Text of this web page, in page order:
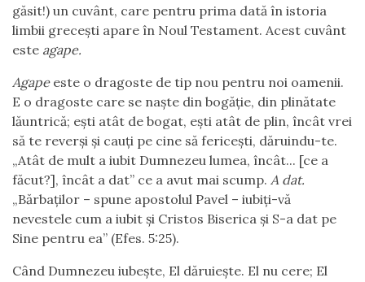
găsit!) un cuvânt, care pentru prima dată în istoria
limbii grecești apare în Noul Testament. Acest cuvânt
este agape.
Agapeeste o dragoste de tip nou pentru noi oamenii.
E o dragoste care se naște din bogăție, din plinătate
lăuntrică; ești atât de bogat, ești atât de plin, încât vrei
să te reverși și cauți pe cine să fericești, dăruindu-te.
„Atât de mult a iubit Dumnezeu lumea, încât... [ce a
făcut?], încât a dat” ce a avut mai scump. A dat.
„Bărbaților – spune apostolul Pavel – iubiți-vă
nevestele cum a iubit și Cristos Biserica și S-a dat pe
Sine pentru ea” (Efes. 5:25).
Când Dumnezeu iubește, El dăruiește. El nu cere; El